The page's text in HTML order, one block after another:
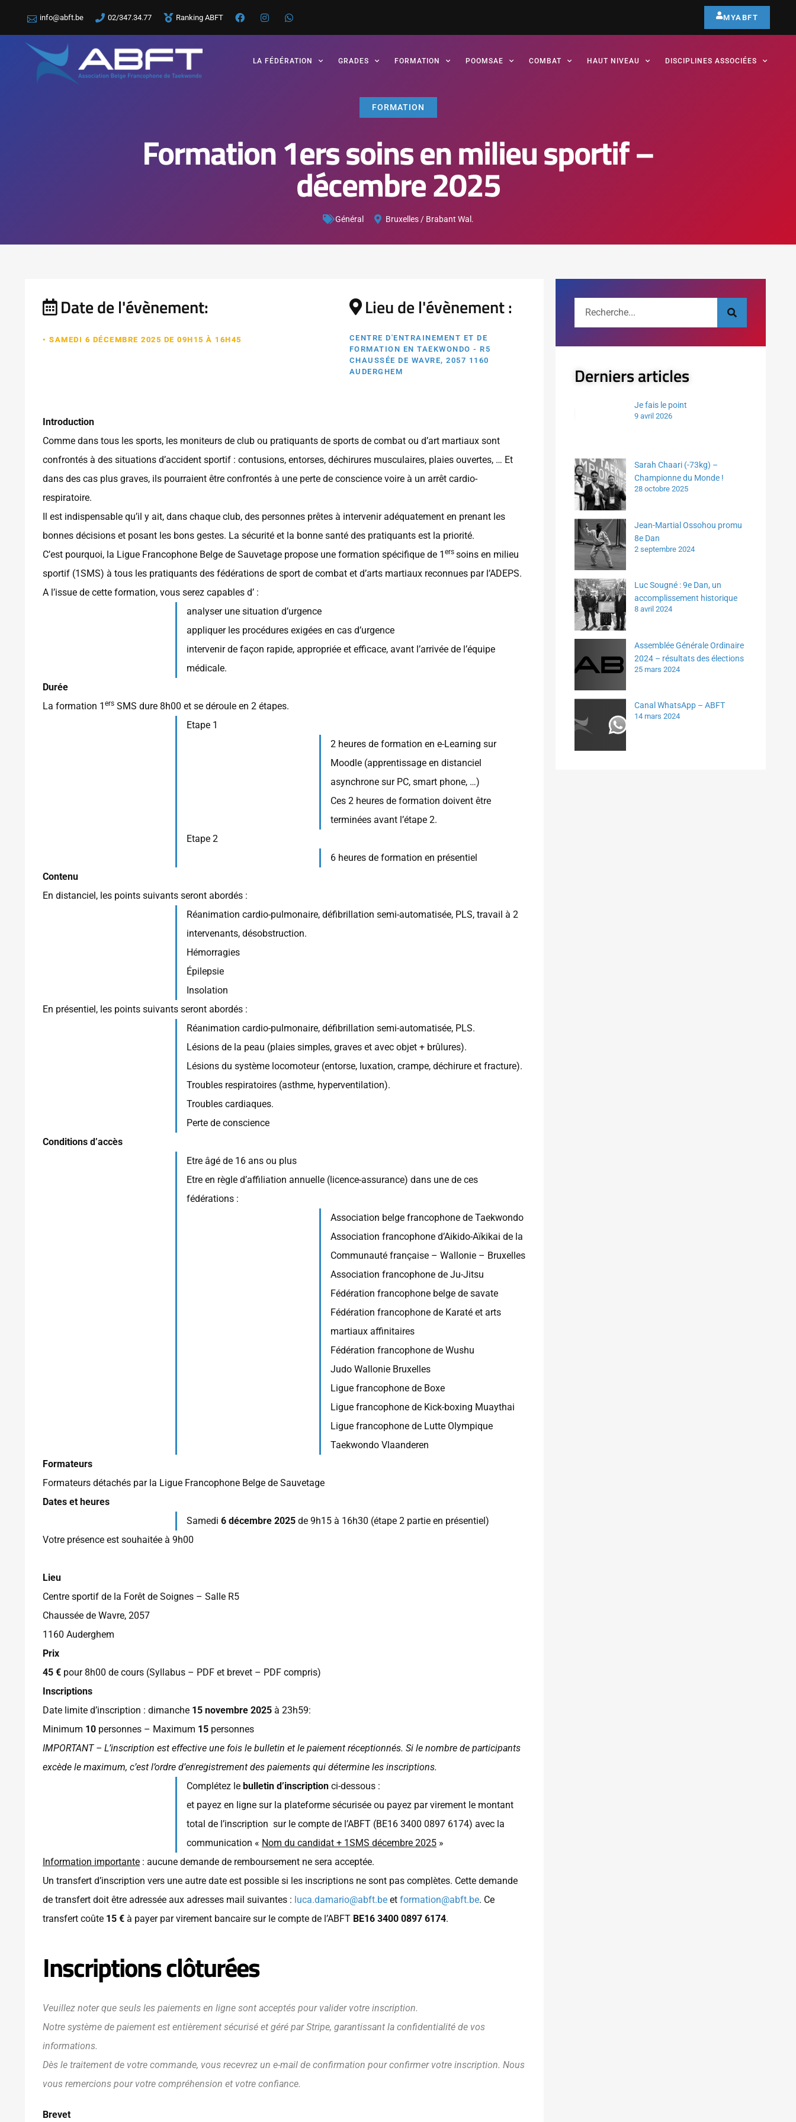
info@abft.be 02/347.34.77 Ranking ABFT MYABFT
LA FÉDÉRATION GRADES FORMATION POOMSAE COMBAT HAUT NIVEAU DISCIPLINES ASSOCIÉES
FORMATION
Formation 1ers soins en milieu sportif –
décembre 2025
Général Bruxelles / Brabant Wal.
Date de l'évènement:
• SAMEDI 6 DÉCEMBRE 2025 DE 09H15 À 16H45
Lieu de l'évènement :
CENTRE D'ENTRAINEMENT ET DE
FORMATION EN TAEKWONDO - R5
CHAUSSÉE DE WAVRE, 2057 1160
AUDERGHEM
Introduction
Comme dans tous les sports, les moniteurs de club ou pratiquants de sports de combat ou d’art martiaux sont
confrontés à des situations d’accident sportif : contusions, entorses, déchirures musculaires, plaies ouvertes, … Et
dans des cas plus graves, ils pourraient être confrontés à une perte de conscience voire à un arrêt cardio-
respiratoire.
Il est indispensable qu’il y ait, dans chaque club, des personnes prêtes à intervenir adéquatement en prenant les
bonnes décisions et posant les bons gestes. La sécurité et la bonne santé des pratiquants est la priorité.
C’est pourquoi, la Ligue Francophone Belge de Sauvetage propose une formation spécifique de 1 ers soins en milieu
sportif (1SMS) à tous les pratiquants des fédérations de sport de combat et d’arts martiaux reconnues par l’ADEPS.
A l’issue de cette formation, vous serez capables d’ :
analyser une situation d’urgence
appliquer les procédures exigées en cas d’urgence
intervenir de façon rapide, appropriée et efficace, avant l’arrivée de l’équipe
médicale.
Durée
La formation 1 ers SMS dure 8h00 et se déroule en 2 étapes.
Etape 1
2 heures de formation en e-Learning sur
Moodle (apprentissage en distanciel
asynchrone sur PC, smart phone, …)
Ces 2 heures de formation doivent être
terminées avant l’étape 2.
Etape 2
6 heures de formation en présentiel
Contenu
En distanciel, les points suivants seront abordés :
Réanimation cardio-pulmonaire, défibrillation semi-automatisée, PLS, travail à 2
intervenants, désobstruction.
Hémorragies
Épilepsie
Insolation
En présentiel, les points suivants seront abordés :
Réanimation cardio-pulmonaire, défibrillation semi-automatisée, PLS.
Lésions de la peau (plaies simples, graves et avec objet + brûlures).
Lésions du système locomoteur (entorse, luxation, crampe, déchirure et fracture).
Troubles respiratoires (asthme, hyperventilation).
Troubles cardiaques.
Perte de conscience
Conditions d’accès
Etre âgé de 16 ans ou plus
Etre en règle d’affiliation annuelle (licence-assurance) dans une de ces
fédérations :
Association belge francophone de Taekwondo
Association francophone d’Aikido-Aïkikai de la
Communauté française – Wallonie – Bruxelles
Association francophone de Ju-Jitsu
Fédération francophone belge de savate
Fédération francophone de Karaté et arts
martiaux affinitaires
Fédération francophone de Wushu
Judo Wallonie Bruxelles
Ligue francophone de Boxe
Ligue francophone de Kick-boxing Muaythai
Ligue francophone de Lutte Olympique
Taekwondo Vlaanderen
Formateurs
Formateurs détachés par la Ligue Francophone Belge de Sauvetage
Dates et heures
Samedi 6 décembre 2025 de 9h15 à 16h30 (étape 2 partie en présentiel)
Votre présence est souhaitée à 9h00
Lieu
Centre sportif de la Forêt de Soignes – Salle R5
Chaussée de Wavre, 2057
1160 Auderghem
Prix
45 € pour 8h00 de cours (Syllabus – PDF et brevet – PDF compris)
Inscriptions
Date limite d’inscription : dimanche 15 novembre 2025 à 23h59:
Minimum 10 personnes – Maximum 15 personnes
IMPORTANT – L’inscription est effective une fois le bulletin et le paiement réceptionnés. Si le nombre de participants
excède le maximum, c’est l’ordre d’enregistrement des paiements qui détermine les inscriptions.
Complétez le bulletin d’inscription ci-dessous :
et payez en ligne sur la plateforme sécurisée ou payez par virement le montant
total de l’inscription sur le compte de l’ABFT (BE16 3400 0897 6174) avec la
communication « Nom du candidat + 1SMS décembre 2025 »
Information importante : aucune demande de remboursement ne sera acceptée.
Un transfert d’inscription vers une autre date est possible si les inscriptions ne sont pas complètes. Cette demande
de transfert doit être adressée aux adresses mail suivantes : luca.damario@abft.be et formation@abft.be. Ce
transfert coûte 15 € à payer par virement bancaire sur le compte de l’ABFT BE16 3400 0897 6174.
Inscriptions clôturées
Veuillez noter que seuls les paiements en ligne sont acceptés pour valider votre inscription.
Notre système de paiement est entièrement sécurisé et géré par Stripe, garantissant la confidentialité de vos
informations.
Dès le traitement de votre commande, vous recevrez un e-mail de confirmation pour confirmer votre inscription. Nous
vous remercions pour votre compréhension et votre confiance.
Brevet
Derniers articles
Je fais le point
9 avril 2026
Sarah Chaari (-73kg) –
Championne du Monde !
28 octobre 2025
Jean-Martial Ossohou promu
8e Dan
2 septembre 2024
Luc Sougné : 9e Dan, un
accomplissement historique
8 avril 2024
Assemblée Générale Ordinaire
2024 – résultats des élections
25 mars 2024
Canal WhatsApp – ABFT
14 mars 2024